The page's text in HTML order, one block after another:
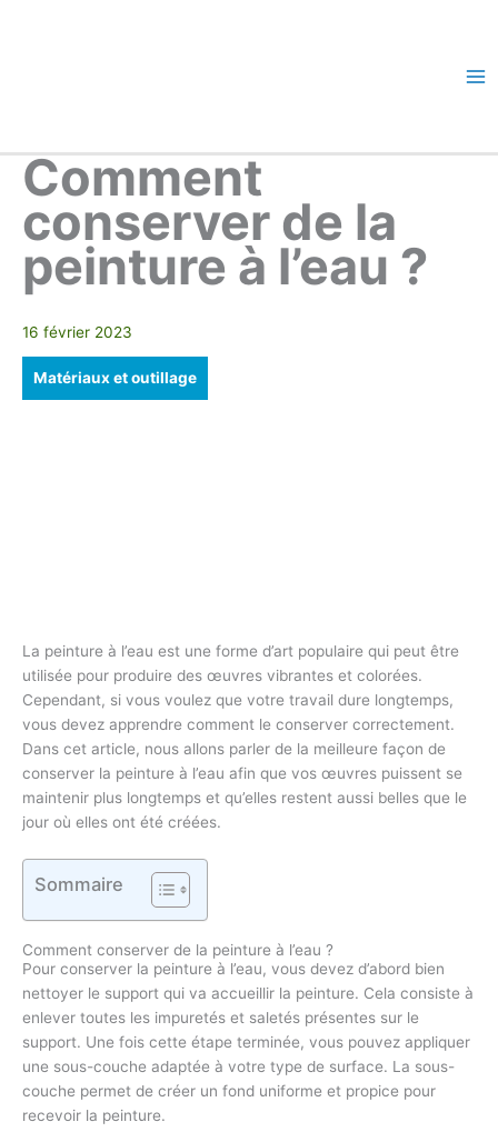
Comment
conserver de la
peinture à l’eau ?
16 février 2023
Matériaux et outillage
La peinture à l’eau est une forme d’art populaire qui peut être
utilisée pour produire des œuvres vibrantes et colorées.
Cependant, si vous voulez que votre travail dure longtemps,
vous devez apprendre comment le conserver correctement.
Dans cet article, nous allons parler de la meilleure façon de
conserver la peinture à l’eau afin que vos œuvres puissent se
maintenir plus longtemps et qu’elles restent aussi belles que le
jour où elles ont été créées.
Sommaire
Comment conserver de la peinture à l’eau ?
Pour conserver la peinture à l’eau, vous devez d’abord bien
nettoyer le support qui va accueillir la peinture. Cela consiste à
enlever toutes les impuretés et saletés présentes sur le
support. Une fois cette étape terminée, vous pouvez appliquer
une sous-couche adaptée à votre type de surface. La sous-
couche permet de créer un fond uniforme et propice pour
recevoir la peinture.